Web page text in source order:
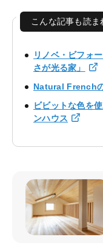
こんな記事も読ま
リノベ・ビフォ
さが光る家」
Natural French
ビビットな色を
ンハウス